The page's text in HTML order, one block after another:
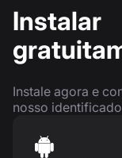
Instalar
Instale agora e
nosso